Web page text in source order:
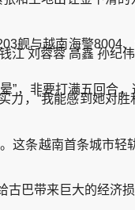
与越南海警8004
刘蓉蓉 高鑫 孙纪伟
非要打满五回合
，“我能感到她对
条越南首条城市轻
带来巨大的经济损